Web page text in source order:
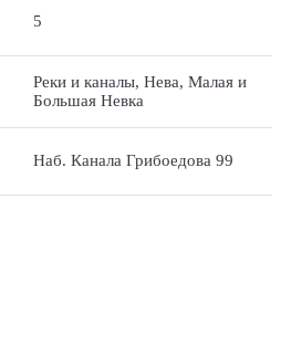
5
Реки и каналы, Нева, Малая и
Большая Невка
Наб. Канала Грибоедова 99